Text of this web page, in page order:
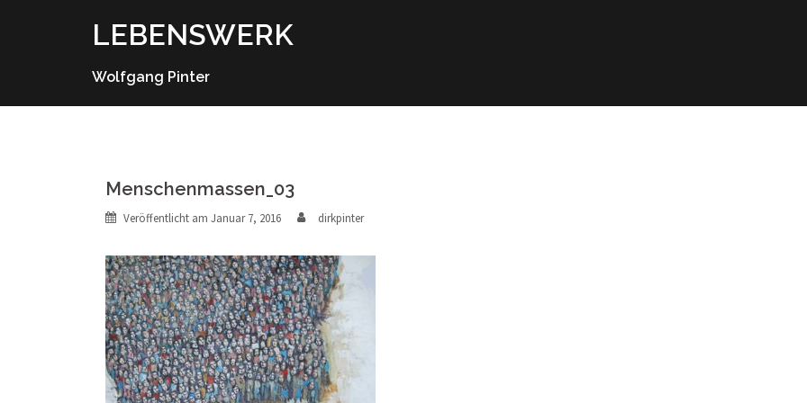
LEBENSWERK
Wolfgang Pinter
Menschenmassen_03
Veröffentlicht am Januar 7, 2016 dirkpinter